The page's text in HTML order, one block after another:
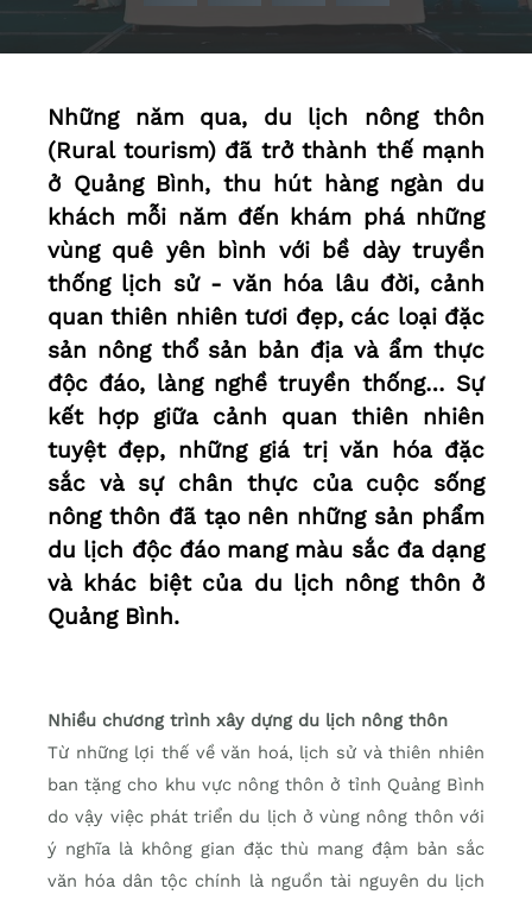
Những năm qua, du lịch nông thôn
(Rural tourism) đã trở thành thế mạnh
ở Quảng Bình, thu hút hàng ngàn du
khách mỗi năm đến khám phá những
vùng quê yên bình với bề dày truyền
thống lịch sử - văn hóa lâu đời, cảnh
quan thiên nhiên tươi đẹp, các loại đặc
sản nông thổ sản bản địa và ẩm thực
độc đáo, làng nghề truyền thống… Sự
kết hợp giữa cảnh quan thiên nhiên
tuyệt đẹp, những giá trị văn hóa đặc
sắc và sự chân thực của cuộc sống
nông thôn đã tạo nên những sản phẩm
du lịch độc đáo mang màu sắc đa dạng
và khác biệt của du lịch nông thôn ở
Quảng Bình.
Nhiều chương trình xây dựng du lịch nông thôn
Từ những lợi thế về văn hoá, lịch sử và thiên nhiên
ban tặng cho khu vực nông thôn ở tỉnh Quảng Bình
do vậy việc phát triển du lịch ở vùng nông thôn với
ý nghĩa là không gian đặc thù mang đậm bản sắc
văn hóa dân tộc chính là nguồn tài nguyên du lịch